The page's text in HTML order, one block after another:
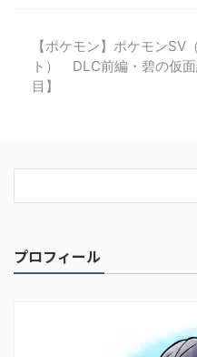
【ポケモン】ポケモンSV
ト） DLC前編・碧の仮面
目】
プロフィール